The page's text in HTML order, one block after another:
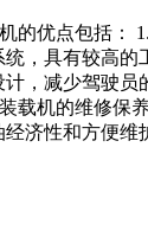
的优点包括：
，具有较高
，减少驾驶
载机的维修保
济性和方便维